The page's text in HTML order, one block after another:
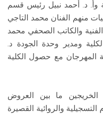
وأ. د. أحمد نبيل رئيس قسم
منهم الفنان محمد التاجي
والكاتب الصحفي محمد
ومدير وحدة الجودة د.
المهرجان مع حصول الكلية
الخريجين ما بين العروض
والروائية القصيرة